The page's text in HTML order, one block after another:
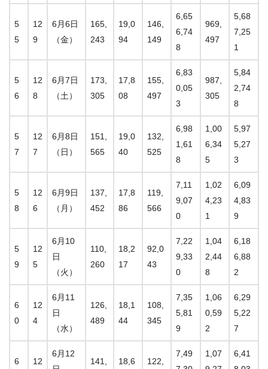
5
5
12
9
6月6日
（金）
165,
243
19,0
94
146,
149
6,65
6,74
8
969,
497
5,68
7,25
1
5
6
12
8
6月7日
（土）
173,
305
17,8
08
155,
497
6,83
0,05
3
987,
305
5,84
2,74
8
5
7
12
7
6月8日
（日）
151,
565
19,0
40
132,
525
6,98
1,61
8
1,00
6,34
5
5,97
5,27
3
5
8
12
6
6月9日
（月）
137,
452
17,8
86
119,
566
7,11
9,07
0
1,02
4,23
1
6,09
4,83
9
5
9
12
5
6月10
日
（火）
110,
260
18,2
17
92,0
43
7,22
9,33
0
1,04
2,44
8
6,18
6,88
2
6
0
12
4
6月11
日
（水）
126,
489
18,1
44
108,
345
7,35
5,81
9
1,06
0,59
2
6,29
5,22
7
6
12
6月12
141,
18,6
122,
7,49
1,07
6,41